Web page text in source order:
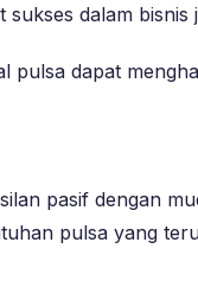
dalam bisnis
dapat
pasif dengan
pulsa yang